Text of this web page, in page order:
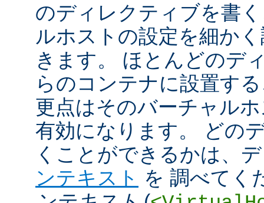
のディレクティブを書
ルホストの設定を細か
きます。 ほとんどのデ
らのコンテナに設置す
更点はそのバーチャル
有効になります。 どの
くことができるかは、
ンテキスト を 調べてく